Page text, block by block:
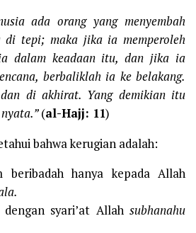
ada orang yang menyembah
di tepi; maka jika ia memperoleh
dalam keadaan itu, dan jika ia
berbaliklah ia ke belakang.
di akhirat. Yang demikian itu
(al-Hajj: 11)
bahwa kerugian adalah:
beribadah hanya kepada Allah
syari’at Allah subhanahu